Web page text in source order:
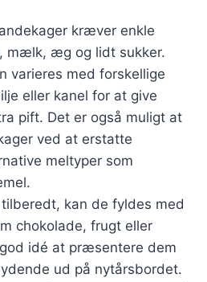
kræver enkle
mælk, æg og lidt sukker.
varieres med forskellige
eller kanel for at give
pift. Det er også muligt at
ved at erstatte
meltyper som
kan de fyldes med
chokolade, frugt eller
idé at præsentere dem
ud på nytårsbordet.